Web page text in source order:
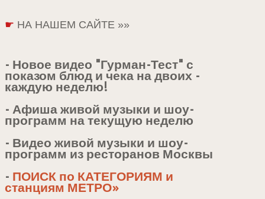
☛ НА НАШЕМ САЙТЕ »»
- Новое видео "Гурман-Тест" с
показом блюд и чека на двоих -
каждую неделю!
- Афиша живой музыки и шоу-
программ на текущую неделю
- Видео живой музыки и шоу-
программ из ресторанов Москвы
- ПОИСК по КАТЕГОРИЯМ и
станциям МЕТРО»